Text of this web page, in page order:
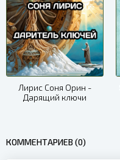
Лирис Соня Орин -
Дарящий ключи
КОММЕНТАРИЕВ (0)